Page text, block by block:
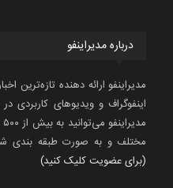
درباره مدیراینفو
مدیراینفو ارائه دهنده تازه‌ترین
اینفوگراف و ویدیوهای کاربردی
مختلف و به صورت طبقه بندی
(برای عضویت کلیک کنید)